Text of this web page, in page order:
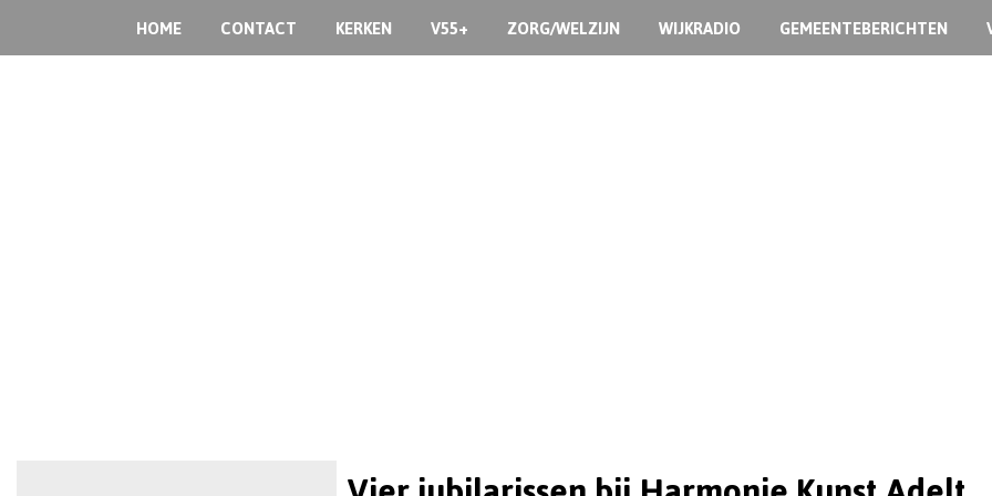
HOME CONTACT KERKEN V55+ ZORG/WELZIJN WIJKRADIO GEMEENTEBERICHTEN